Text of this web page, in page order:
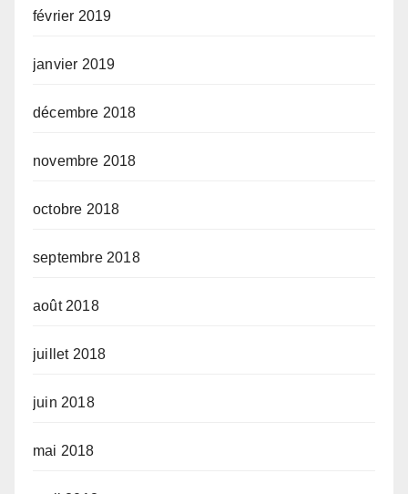
février 2019
janvier 2019
décembre 2018
novembre 2018
octobre 2018
septembre 2018
août 2018
juillet 2018
juin 2018
mai 2018